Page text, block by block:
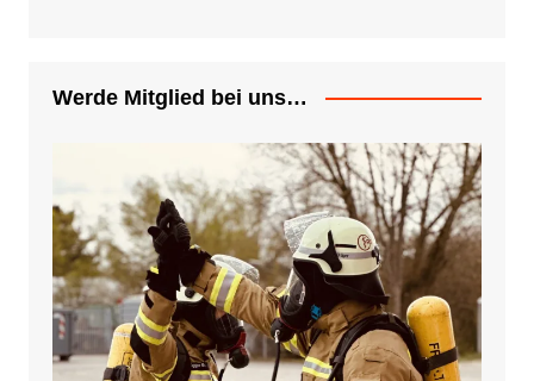
Werde Mitglied bei uns…